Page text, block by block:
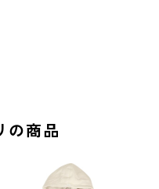
の商品